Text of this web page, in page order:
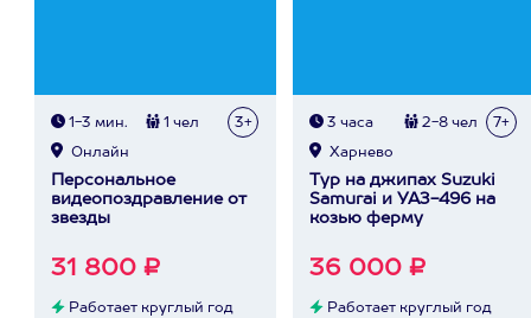
1-3 мин. 1 чел 3+
Онлайн
Персональное
видеопоздравление от
звезды
31 800 ₽
Работает круглый год
3 часа 2-8 чел 7+
Харнево
Тур на джипах Suzuki
Samurai и УАЗ-496 на
козью ферму
36 000 ₽
Работает круглый год